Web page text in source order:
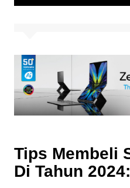
Tips Membeli
Di Tahun